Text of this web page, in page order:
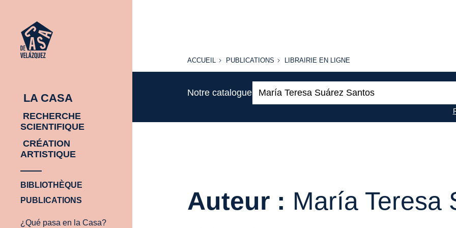
LA CASA
RECHERCHE
SCIENTIFIQUE
CRÉATION
ARTISTIQUE
BIBLIOTHÈQUE
PUBLICATIONS
¿Qué pasa en la Casa?
ACCUEIL
ACCUEIL PUBLICATIONS
PUBLICATIONS
LIBRAIRIE
LIBRAIRIE EN LIGNE
Notre catalogue:
Auteur : María Teresa